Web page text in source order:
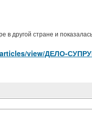
другой стране и
view/ДЕЛО-